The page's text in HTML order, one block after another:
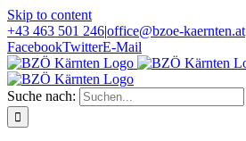
Skip to content
+43 463 501 246|office@bzoe-kaernten.at
FacebookTwitterE-Mail
Suche nach: